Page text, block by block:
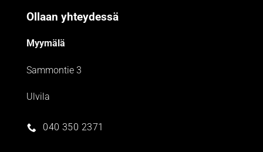
Ollaan yhteydessä
Myymälä
Sammontie 3
Ulvila
040 350 2371